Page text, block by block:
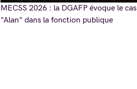
MECSS 2026 : la DGAFP évoque le cas
"Alan" dans la fonction publique